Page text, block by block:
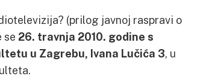
(prilog javnoj raspravi o
se 26. travnja 2010. godine s
u Zagrebu, Ivana Lučića 3, u